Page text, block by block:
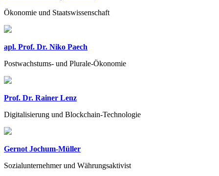
Ökonomie und Staatswissenschaft
apl. Prof. Dr. Niko Paech
Postwachstums- und Plurale-Ökonomie
Prof. Dr. Rainer Lenz
Digitalisierung und Blockchain-Technologie
Gernot Jochum-Müller
Sozialunternehmer und Währungsaktivist